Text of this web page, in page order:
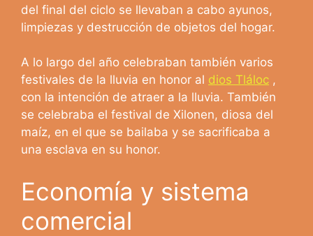
del final del ciclo se llevaban a cabo ayunos,
limpiezas y destrucción de objetos del hogar.
A lo largo del año celebraban también varios
festivales de la lluvia en honor al dios Tláloc ,
con la intención de atraer a la lluvia. También
se celebraba el festival de Xilonen, diosa del
maíz, en el que se bailaba y se sacrificaba a
una esclava en su honor.
Economía y sistema
comercial